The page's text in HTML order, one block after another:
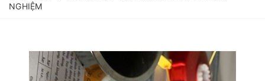
NGHIỆM